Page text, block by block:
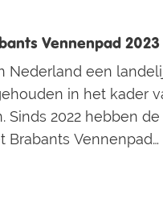
Vennenpad 2023
Nederland een
in het kader
Brabants Vennenpad
zwerfafval. Elke